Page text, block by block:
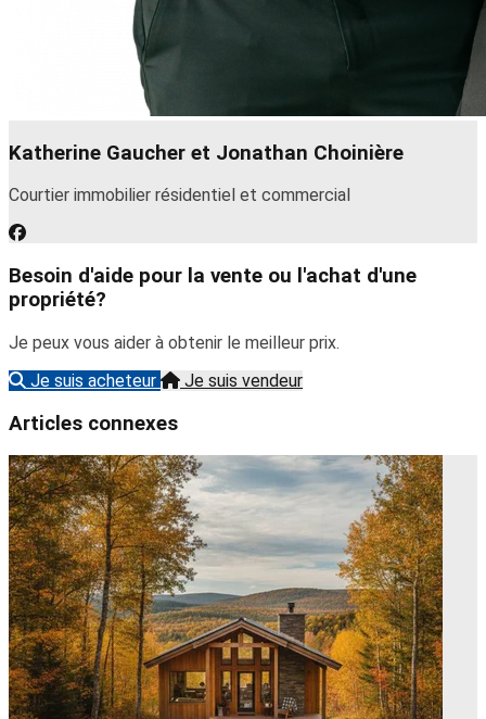
Katherine Gaucher et Jonathan Choinière
Courtier immobilier résidentiel et commercial
Besoin d'aide pour la vente ou l'achat d'une
propriété?
Je peux vous aider à obtenir le meilleur prix.
Je suis acheteur
Je suis vendeur
Articles connexes